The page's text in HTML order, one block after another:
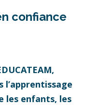
confiance
l’apprentissage
les enfants, les